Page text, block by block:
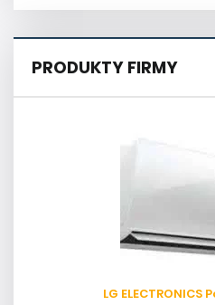
PRODUKTY FIRMY
LG ELECTRONICS